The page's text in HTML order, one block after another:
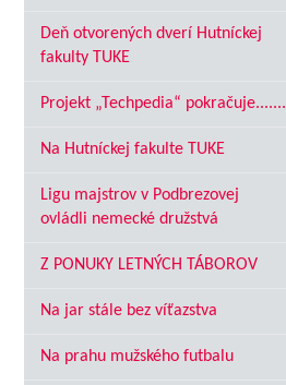
Deň otvorených dverí Hutníckej
fakulty TUKE
Projekt „Techpedia“ pokračuje.......
Na Hutníckej fakulte TUKE
Ligu majstrov v Podbrezovej
ovládli nemecké družstvá
Z PONUKY LETNÝCH TÁBOROV
Na jar stále bez víťazstva
Na prahu mužského futbalu